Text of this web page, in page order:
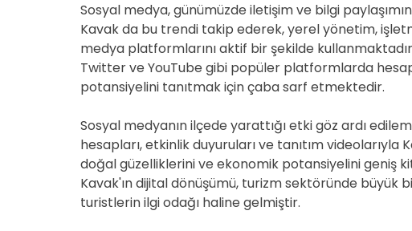
Sosyal medya, günümüzde iletişim ve bilgi
Kavak da bu trendi takip ederek, yerel yönetim,
medya platformlarını aktif bir şekilde
Twitter ve YouTube gibi popüler platformlarda
potansiyelini tanıtmak için çaba sarf etmektedir.
Sosyal medyanın ilçede yarattığı etki göz ardı
hesapları, etkinlik duyuruları ve tanıtım videolarıyla
doğal güzelliklerini ve ekonomik potansiyelini geniş
Kavak'ın dijital dönüşümü, turizm sektöründe büyük
turistlerin ilgi odağı haline gelmiştir.